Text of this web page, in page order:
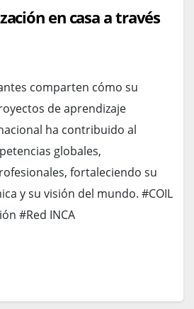
en casa a través
comparten cómo su
de aprendizaje
ha contribuido al
globales,
fortaleciendo su
y su visión del mundo. #COIL
#Red INCA